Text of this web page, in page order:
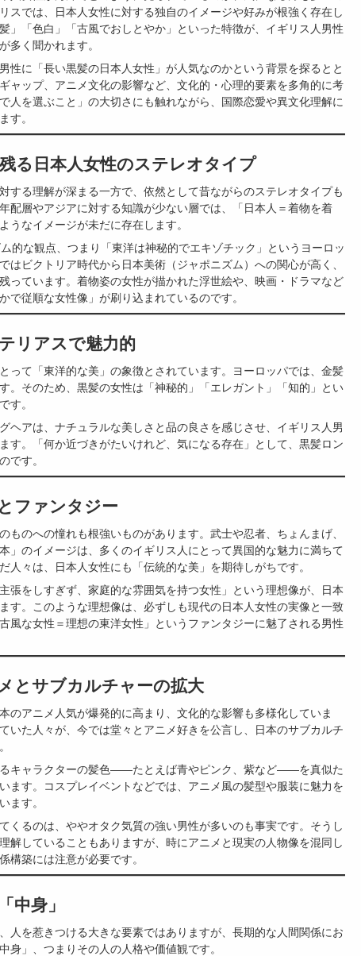
スでは、日本人女性に対する独自のイメージや好みが根強く存在し
」「色白」「古風でおしとやか」といった特徴が、イギリス人男性
多く聞かれます。
性に「長い黒髪の日本人女性」が人気なのかという背景を探るとと
ャップ、アニメ文化の影響など、文化的・心理的要素を多角的に考
人を選ぶこと」の大切さにも触れながら、国際恋愛や異文化理解に
す。
る日本人女性のステレオタイプ
する理解が深まる一方で、依然として昔ながらのステレオタイプも
配層やアジアに対する知識が少ない層では、「日本人＝着物を着
うなイメージが未だに存在します。
的な観点、つまり「東洋は神秘的でエキゾチック」というヨーロッ
はビクトリア時代から日本美術（ジャポニズム）への関心が高く、
っています。着物姿の女性が描かれた浮世絵や、映画・ドラマなど
で従順な女性像」が刷り込まれているのです。
リアスで魅力的
って「東洋的な美」の象徴とされています。ヨーロッパでは、金髪
。そのため、黒髪の女性は「神秘的」「エレガント」「知的」とい
す。
ヘアは、ナチュラルな美しさと品の良さを感じさせ、イギリス人男
す。「何か近づきがたいけれど、気になる存在」として、黒髪ロン
です。
ファンタジー
ものへの憧れも根強いものがあります。武士や忍者、ちょんまげ、
」のイメージは、多くのイギリス人にとって異国的な魅力に満ちて
人々は、日本人女性にも「伝統的な美」を期待しがちです。
張をしすぎず、家庭的な雰囲気を持つ女性」という理想像が、日本
す。このような理想像は、必ずしも現代の日本人女性の実像と一致
風な女性＝理想の東洋女性」というファンタジーに魅了される男性
とサブカルチャーの拡大
のアニメ人気が爆発的に高まり、文化的な影響も多様化していま
いた人々が、今では堂々とアニメ好きを公言し、日本のサブカルチ
るキャラクターの髪色――たとえば青やピンク、紫など――を真似た
ます。コスプレイベントなどでは、アニメ風の髪型や服装に魅力を
ます。
くるのは、ややオタク気質の強い男性が多いのも事実です。そうし
解していることもありますが、時にアニメと現実の人物像を混同し
構築には注意が必要です。
中身」
人を惹きつける大きな要素ではありますが、長期的な人間関係にお
身」、つまりその人の人格や価値観です。